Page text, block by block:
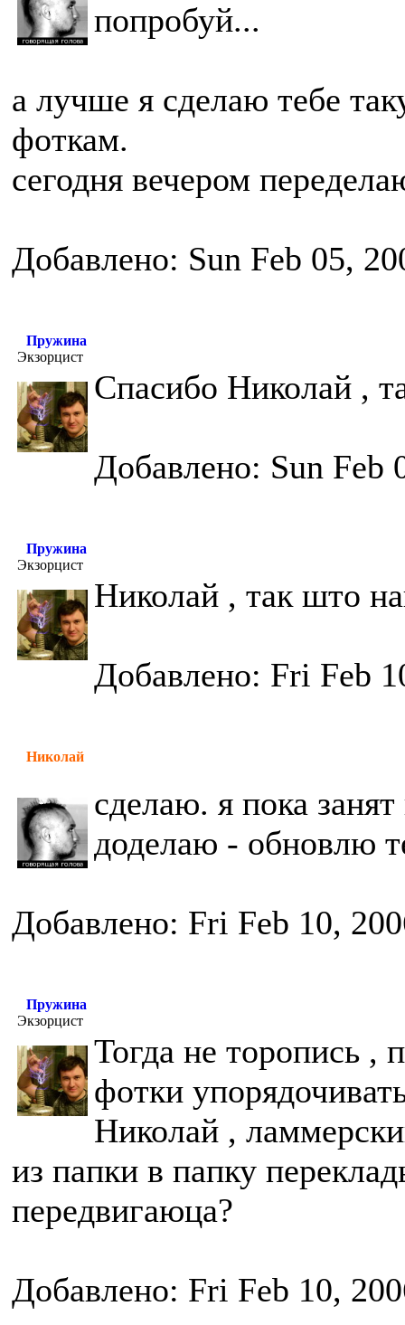
попробуй...
а лучше я сделаю тебе
фоткам.
сегодня вечером
Добавлено: Sun Feb 05,
Пружина
Экзорцист
Спасибо Николай ,
Добавлено: Sun Feb
Пружина
Экзорцист
Николай , так што
Добавлено: Fri Feb
Николай
сделаю. я пока
доделаю - обновлю
Добавлено: Fri Feb 10,
Пружина
Экзорцист
Тогда не торопись ,
фотки
Николай ,
из папки в папку
передвигаюца?
Добавлено: Fri Feb 10,